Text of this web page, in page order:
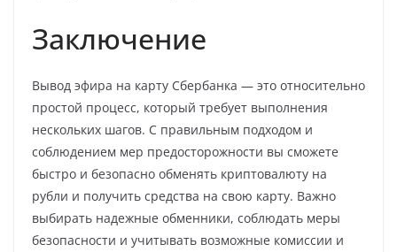
Заключение
Вывод эфира на карту Сбербанка — это относительно
простой процесс, который требует выполнения
нескольких шагов. С правильным подходом и
соблюдением мер предосторожности вы сможете
быстро и безопасно обменять криптовалюту на
рубли и получить средства на свою карту. Важно
выбирать надежные обменники, соблюдать меры
безопасности и учитывать возможные комиссии и